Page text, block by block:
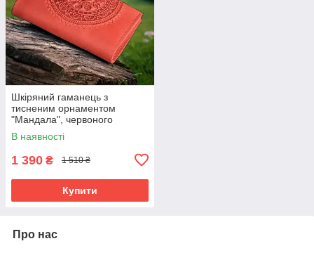
Шкіряний гаманець з
тисненим орнаментом
"Мандала", червоного
кольору, ручна робота, 18х11
см
В наявності
1 390 ₴ 1 510 ₴
Купити
Про нас